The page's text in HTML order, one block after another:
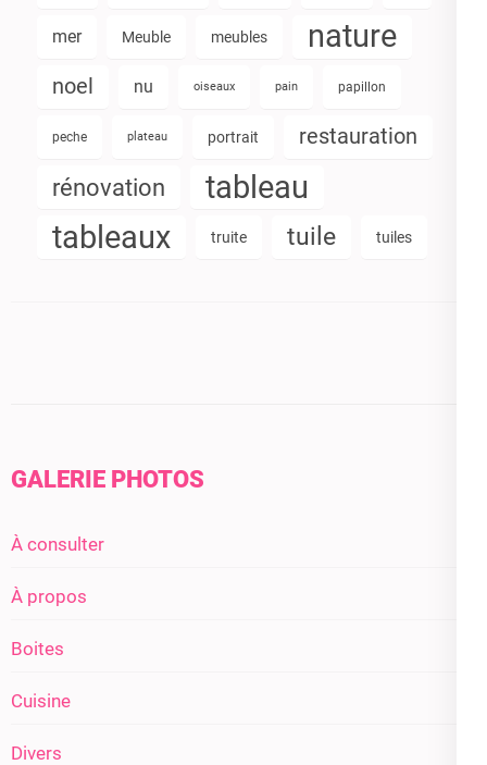
mer Meuble meubles nature
noel nu oiseaux pain papillon
peche plateau portrait restauration
rénovation
tableau
tableaux
truite tuile tuiles
GALERIE PHOTOS
À consulter
À propos
Boites
Cuisine
Divers